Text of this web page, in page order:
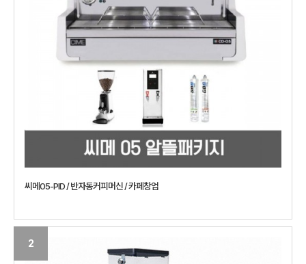
씨메05-PID / 반자동커피머신 / 카페창업
2